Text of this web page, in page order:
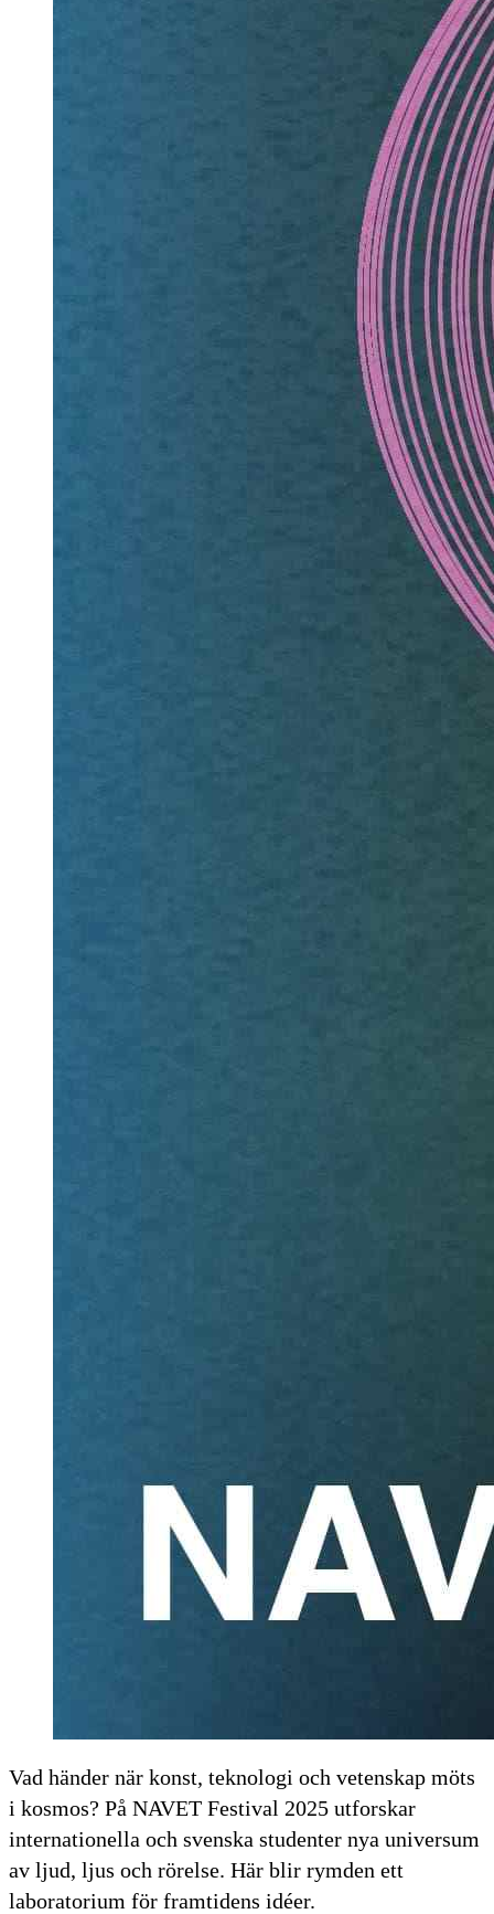
Vad händer när konst, teknologi och vetenskap möts
i kosmos? På NAVET Festival 2025 utforskar
internationella och svenska studenter nya universum
av ljud, ljus och rörelse. Här blir rymden ett
laboratorium för framtidens idéer.